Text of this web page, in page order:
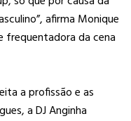
afirma Monique
frequentadora da cena
a profissão e as
a DJ Anginha